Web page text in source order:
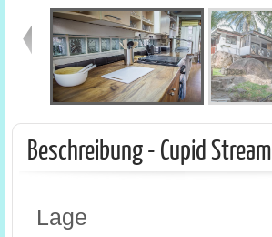
Beschreibung - Cupid Stream
Lage